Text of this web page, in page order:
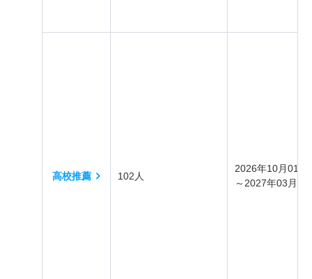
高校推薦 102人
2026年10月01日
～2027年03月31